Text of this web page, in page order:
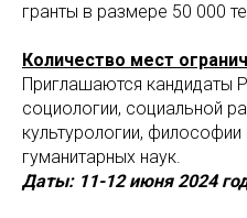
гранты в размере 50 000
Количество мест
Приглашаются кандидаты
социологии, социальной
культурологии,
гуманитарных наук.
Даты: 11-12 июня 2024